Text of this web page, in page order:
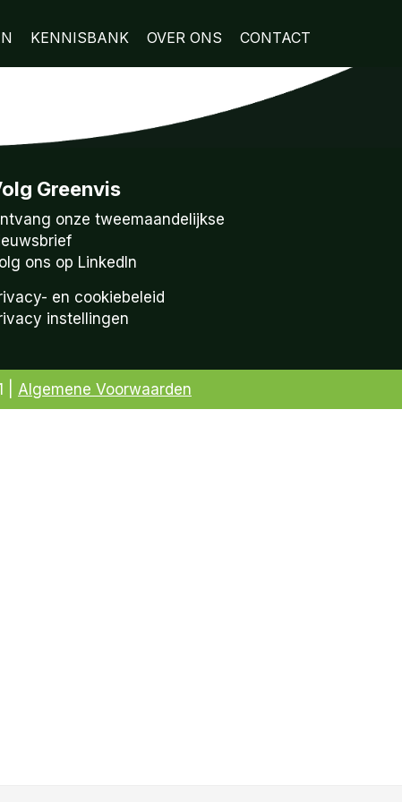
KENNISBANK OVER ONS CONTACT
Greenvis
onze tweemaandelijkse
ons op LinkedIn
en cookiebeleid
instellingen
| Algemene Voorwaarden